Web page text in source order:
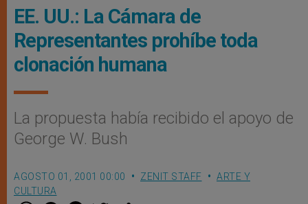
EE. UU.: La Cámara de
Representantes prohíbe toda
clonación humana
La propuesta había recibido el apoyo de
George W. Bush
AGOSTO 01, 2001 00:00 ZENIT STAFF
ARTE Y
CULTURA